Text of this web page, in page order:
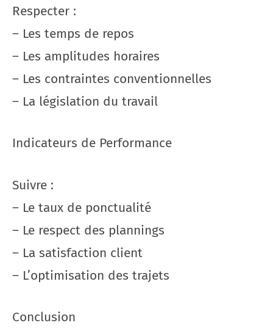
Respecter :
– Les temps de repos
– Les amplitudes horaires
– Les contraintes conventionnelles
– La législation du travail
Indicateurs de Performance
Suivre :
– Le taux de ponctualité
– Le respect des plannings
– La satisfaction client
– L’optimisation des trajets
Conclusion